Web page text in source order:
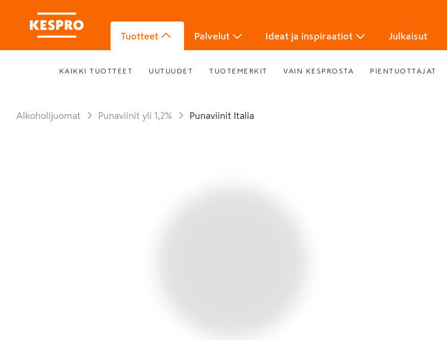
Tuotteet Palvelut Ideat ja inspiraatiot Julkaisut
KAIKKI TUOTTEET UUTUUDET TUOTEMERKIT VAIN KESPROSTA PIENTUOTTAJAT
Alkoholijuomat Punaviinit yli 1,2% Punaviinit Italia